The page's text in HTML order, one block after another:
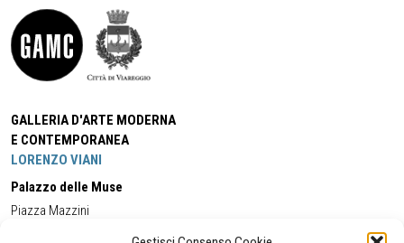
GALLERIA D'ARTE MODERNA
E CONTEMPORANEA
LORENZO VIANI
Palazzo delle Muse
Piazza Mazzini